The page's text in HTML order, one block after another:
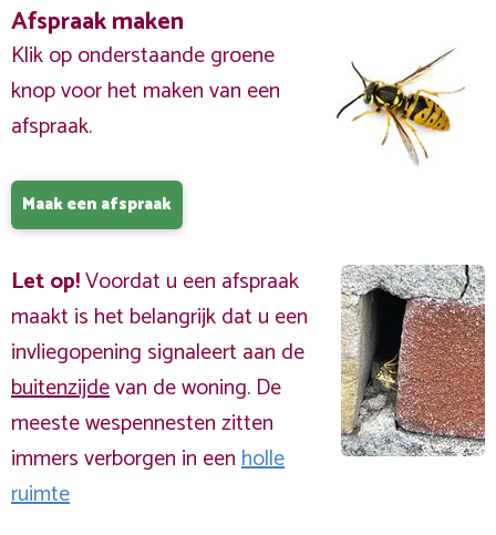
Afspraak maken
Klik op onderstaande groene
knop voor het maken van een
afspraak.
Maak een afspraak
Let op!Voordat u een afspraak
maakt is het belangrijk dat u een
invliegopening signaleert aan de
buitenzijdevan de woning. De
meeste wespennesten zitten
immers verborgen in eenholle
ruimte